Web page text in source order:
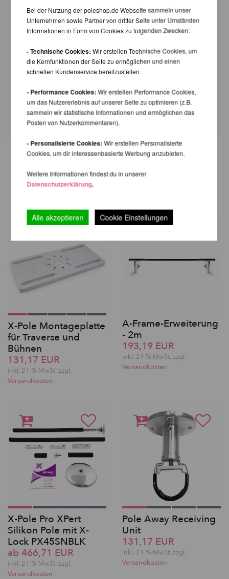
XPert (NXN)
X-Pole XPert Home Mount & Insert
2 cm
X-Pert Deckenhalterung für gerade
X-Pert Deckenhalterung für schräge
Decke
~10,5
cm
Deckenbefestigung für schräge Decken für
XPert Poleverwenden.
WEITERE PRODUKTE
DERSELBEN MARKE
X-Pole Montageplatte
für Traverse und
Bühnen
131,17 EUR
inkl. 21 % MwSt. zzgl.
Versandkosten
A-Frame-Erweiterung
- 2m
193,19 EUR
inkl. 21 % MwSt. zzgl.
Versandkosten
X-Pole Pro XPert
Silikon Pole mit X-
Lock PX45SNBLK
ab 466,71 EUR
inkl. 21 % MwSt. zzgl.
Versandkosten
Pole Away Receiving
Unit
131,17 EUR
inkl. 21 % MwSt. zzgl.
Versandkosten
Bei der Nutzung der poleshop.de Webseite sammeln unser
Unternehmen sowie Partner von dritter Seite unter Umständen
Informationen in Form von Cookies zu folgenden Zwecken:
- Technische Cookies: Wir erstellen Technische Cookies, um
die Kernfunktionen der Seite zu ermöglichen und einen
schnellen Kundenservice bereitzustellen.
- Performance Cookies:Wir erstellen Performance Cookies,
um das Nutzererlebnis auf unserer Seite zu optimieren (z.B.
sammeln wir statistische Informationen und ermöglichen das
Posten von Nutzerkommentaren).
- Personalisierte Cookies:Wir erstellen Personalisierte
Cookies, um dir interessenbasierte Werbung anzubieten.
Weitere Informationen findest du in unserer
Datenschutzerklärung.
Alle akzeptieren Cookie Einstellungen